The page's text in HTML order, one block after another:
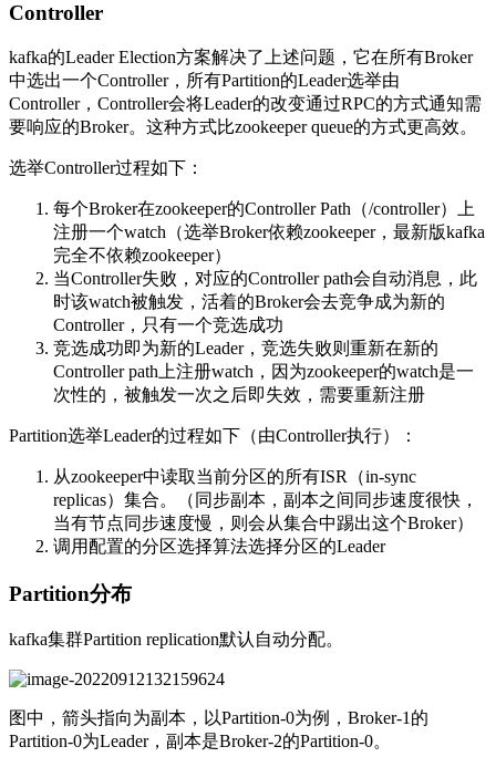
Controller
kafka的Leader Election方案解决了上述问题，它在所有Broker
中选出一个Controller，所有Partition的Leader选举由
Controller，Controller会将Leader的改变通过RPC的方式通知需
要响应的Broker。这种方式比zookeeper queue的方式更高效。
选举Controller过程如下：
每个Broker在zookeeper的Controller Path（/controller）上
注册一个watch（选举Broker依赖zookeeper，最新版kafka
完全不依赖zookeeper）
当Controller失败，对应的Controller path会自动消息，此
时该watch被触发，活着的Broker会去竞争成为新的
Controller，只有一个竞选成功
竞选成功即为新的Leader，竞选失败则重新在新的
Controller path上注册watch，因为zookeeper的watch是一
次性的，被触发一次之后即失效，需要重新注册
Partition选举Leader的过程如下（由Controller执行）：
从zookeeper中读取当前分区的所有ISR（in-sync
replicas）集合。（同步副本，副本之间同步速度很快，
当有节点同步速度慢，则会从集合中踢出这个Broker）
调用配置的分区选择算法选择分区的Leader
Partition分布
kafka集群Partition replication默认自动分配。
图中，箭头指向为副本，以Partition-0为例，Broker-1的
Partition-0为Leader，副本是Broker-2的Partition-0。